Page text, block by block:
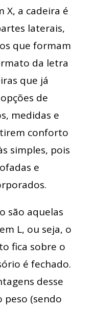
X, a cadeira é
laterais,
que formam
da letra
que já
de
medidas e
conforto
simples, pois
e
são aquelas
L, ou seja, o
fica sobre o
é fechado.
desse
peso (sendo